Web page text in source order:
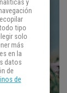
y
tipo
solo
más
en la
datos
de
de